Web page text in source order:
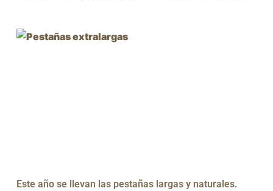
Este año se llevan las pestañas largas y naturales.